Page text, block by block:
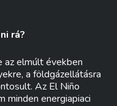
rá?
az elmúlt években
a földgázellátásra
Az El Niño
minden energiapiaci